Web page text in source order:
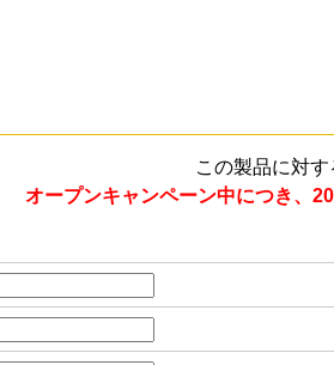
この製品に対
オープンキャンペーン中につき、